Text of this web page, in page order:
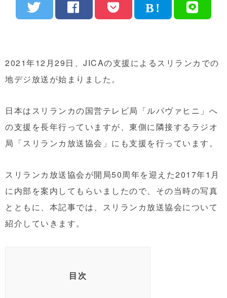
2021年12月29日、JICAの支援によるスリランカでの
地デジ放送が始まりました。
日本はスリランカの国営テレビ局「ルパヴァヒニ」へ
の支援を長年行っていますが、東側に隣接するラジオ
局「スリランカ放送協会」にも支援を行っています。
スリランカ放送協会が開局50周年を迎えた2017年1月
に内部を案内してもらいましたので、その当時の写真
とともに、本記事では、スリランカ放送協会について
紹介していきます。
目次